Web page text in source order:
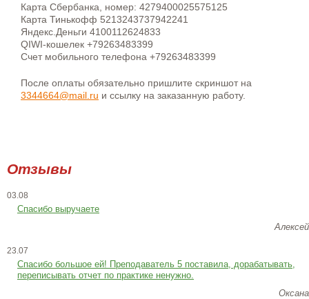
Карта Сбербанка, номер: 4279400025575125
Карта Тинькофф 5213243737942241
Яндекс.Деньги 4100112624833
QIWI-кошелек +79263483399
Счет мобильного телефона +79263483399
После оплаты обязательно пришлите скриншот на
3344664@mail.ru и ссылку на заказанную работу.
Отзывы
03.08
Спасибо выручаете
Алексей
23.07
Cпасибо большое ей! Преподаватель 5 поставила, дорабатывать,
переписывать отчет по практике ненужно.
Оксана